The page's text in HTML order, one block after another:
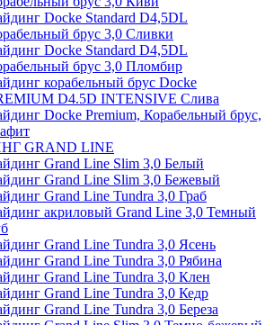
Docke Standard D4,5DL
брус 3,0 Сливки
Docke Standard D4,5DL
брус 3,0 Пломбир
корабельный брус Docke
D4.5D INTENSIVE Слива
Docke Premium, Корабельный брус,
GRAND LINE
Grand Line Slim 3,0 Белый
Grand Line Slim 3,0 Бежевый
Grand Line Tundra 3,0 Граб
акриловый Grand Line 3,0 Темный
Grand Line Tundra 3,0 Ясень
Grand Line Tundra 3,0 Рябина
Grand Line Tundra 3,0 Клен
Grand Line Tundra 3,0 Кедр
Grand Line Tundra 3,0 Береза